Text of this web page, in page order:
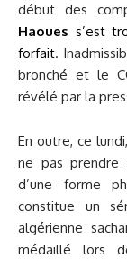
début des
Haoues s’est
forfait.
bronché et le
révélé par la
En outre, ce
ne pas prendre
d’une forme
constitue un
algérienne
médaillé lors